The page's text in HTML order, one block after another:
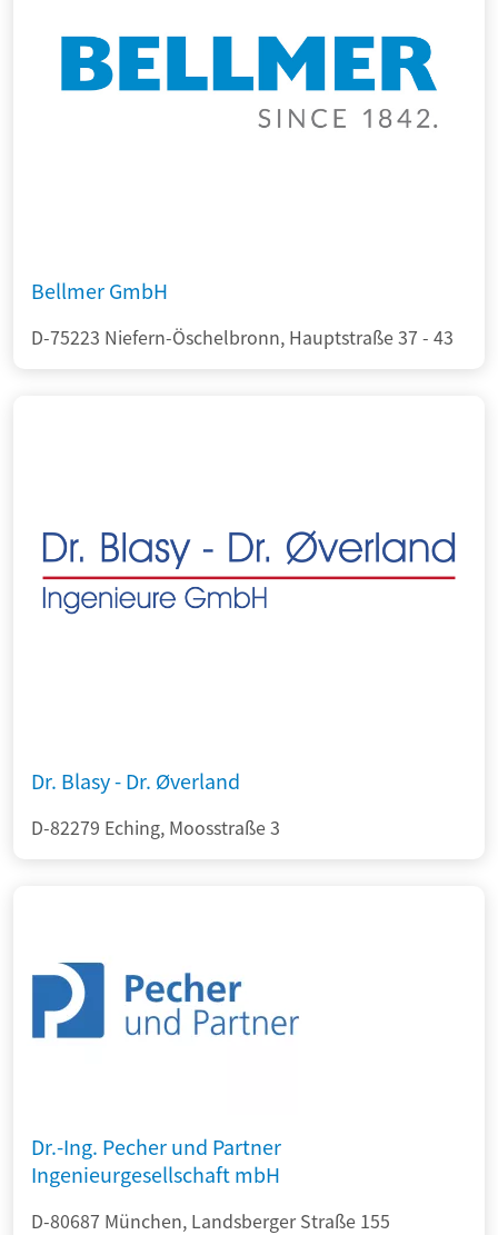
Bellmer GmbH
D-75223 Niefern-Öschelbronn, Hauptstraße 37 - 43
Dr. Blasy - Dr. Øverland
D-82279 Eching, Moosstraße 3
Dr.-Ing. Pecher und Partner
Ingenieurgesellschaft mbH
D-80687 München, Landsberger Straße 155